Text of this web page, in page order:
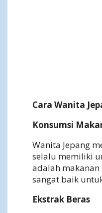
Cara Wanita
Konsumsi
Wanita Jepang
selalu memiliki
adalah
sangat baik
Ekstrak Beras